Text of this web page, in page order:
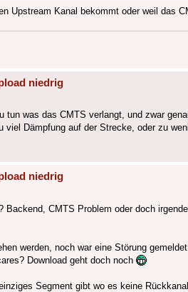
Upstream Kanal bekommt oder weil das
niedrig
was das CMTS verlangt, und zwar
Dämpfung auf der Strecke, oder zu
niedrig
CMTS Problem oder doch
werden, noch war eine Störung
Download geht doch noch
Segment gibt wo es keine